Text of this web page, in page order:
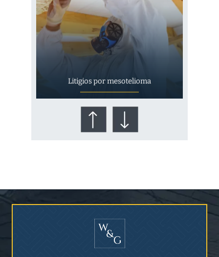
Litigios por mesotelioma
¿Quién corre el riesgo de